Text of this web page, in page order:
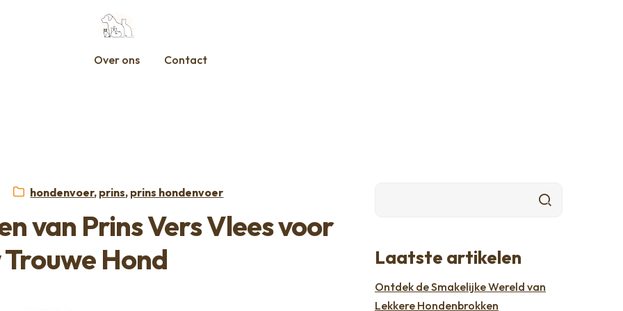
Over ons Contact
Categorieën:
hondenvoer, prins, prins hondenvoer
van Prins Vers Vlees voor
Hond
Laatste artikelen
Ontdek de Smakelijke Wereld van
Lekkere Hondenbrokken